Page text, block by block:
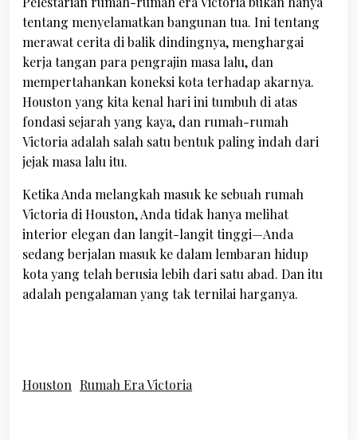
tentang menyelamatkan bangunan tua. Ini tentang
merawat cerita di balik dindingnya, menghargai
kerja tangan para pengrajin masa lalu, dan
mempertahankan koneksi kota terhadap akarnya.
Houston yang kita kenal hari ini tumbuh di atas
fondasi sejarah yang kaya, dan rumah-rumah
Victoria adalah salah satu bentuk paling indah dari
jejak masa lalu itu.
Ketika Anda melangkah masuk ke sebuah rumah
Victoria di Houston, Anda tidak hanya melihat
interior elegan dan langit-langit tinggi—Anda
sedang berjalan masuk ke dalam lembaran hidup
kota yang telah berusia lebih dari satu abad. Dan itu
adalah pengalaman yang tak ternilai harganya.
Houston Rumah Era Victoria